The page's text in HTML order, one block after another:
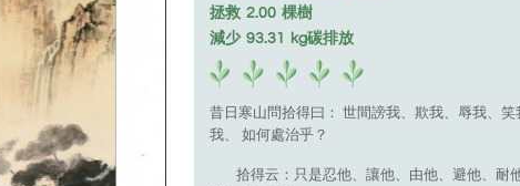
拯救 2.00 棵樹
減少 93.31 kg碳排放
昔日寒山問拾得曰： 世間謗我、欺我、辱我、
我、 如何處治乎？
拾得云：只是忍他、讓他、由他、避他、耐